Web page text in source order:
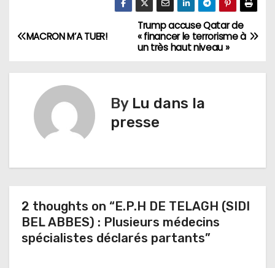
N
o
Trump accuse Qatar de
« financer le terrorisme à
un très haut niveau »
MACRON M’A TUER!
By Lu dans la
presse
2 thoughts on “E.P.H DE TELAGH (SIDI
BEL ABBES) : Plusieurs médecins
spécialistes déclarés partants”